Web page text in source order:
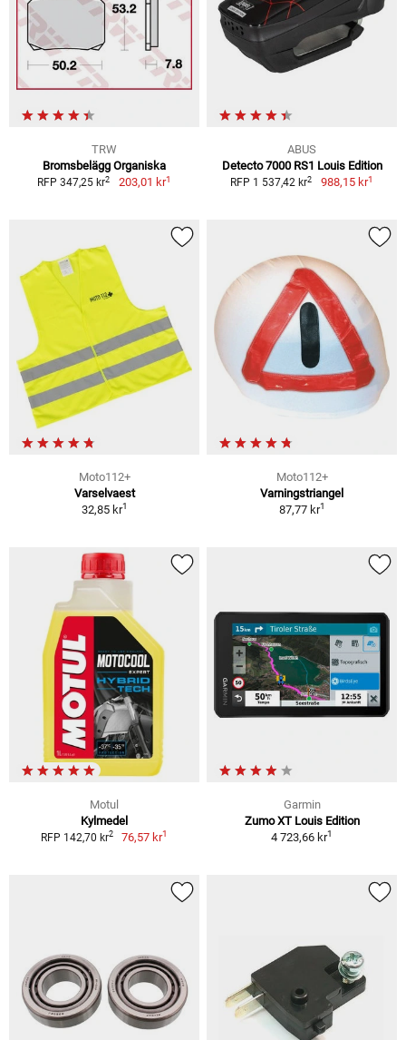
TRW
Bromsbelägg Organiska
RFP 347,25 kr2 203,01 kr1
ABUS
Detecto 7000 RS1 Louis Edition
RFP 1 537,42 kr2 988,15 kr1
Moto112+
Varselvaest
32,85 kr1
Moto112+
Varningstriangel
87,77 kr1
Motul
Kylmedel
RFP 142,70 kr2 76,57 kr1
Garmin
Zumo XT Louis Edition
4 723,66 kr1